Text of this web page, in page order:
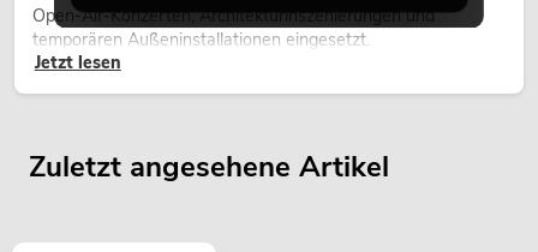
Open-Air-Konzerten, Architekturinszenierungen und
temporären Außeninstallationen eingesetzt.
Jetzt lesen
Zuletzt angesehene Artikel